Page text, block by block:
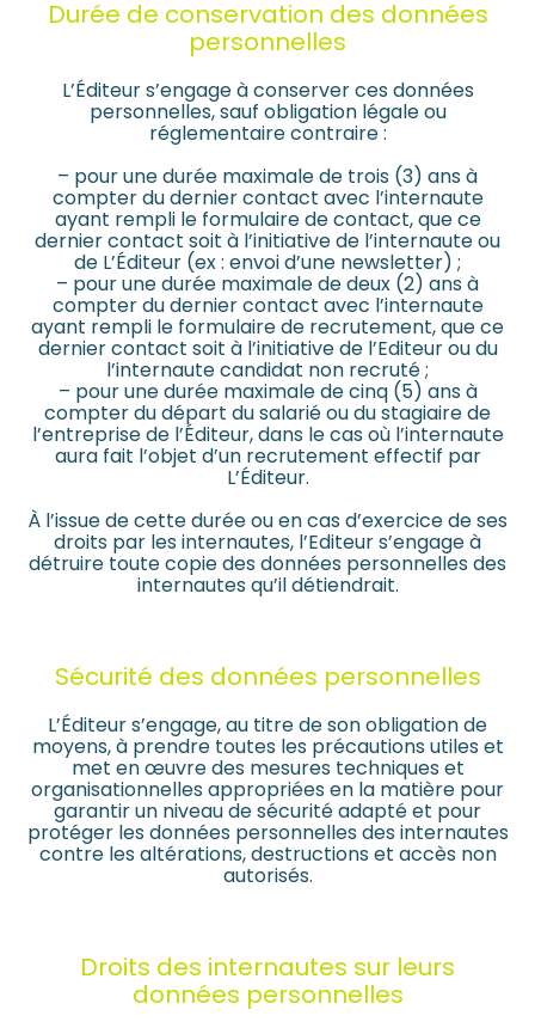
Durée de conservation des données
personnelles
L’Éditeur s’engage à conserver ces données
personnelles, sauf obligation légale ou
réglementaire contraire :
– pour une durée maximale de trois (3) ans à
compter du dernier contact avec l’internaute
ayant rempli le formulaire de contact, que ce
dernier contact soit à l’initiative de l’internaute ou
de L’Éditeur (ex : envoi d’une newsletter) ;
– pour une durée maximale de deux (2) ans à
compter du dernier contact avec l’internaute
ayant rempli le formulaire de recrutement, que ce
dernier contact soit à l’initiative de l’Editeur ou du
l’internaute candidat non recruté ;
– pour une durée maximale de cinq (5) ans à
compter du départ du salarié ou du stagiaire de
l’entreprise de l’Éditeur, dans le cas où l’internaute
aura fait l’objet d’un recrutement effectif par
L’Éditeur.
À l’issue de cette durée ou en cas d’exercice de ses
droits par les internautes, l’Editeur s’engage à
détruire toute copie des données personnelles des
internautes qu’il détiendrait.
Sécurité des données personnelles
L’Éditeur s’engage, au titre de son obligation de
moyens, à prendre toutes les précautions utiles et
met en œuvre des mesures techniques et
organisationnelles appropriées en la matière pour
garantir un niveau de sécurité adapté et pour
protéger les données personnelles des internautes
contre les altérations, destructions et accès non
autorisés.
Droits des internautes sur leurs
données personnelles